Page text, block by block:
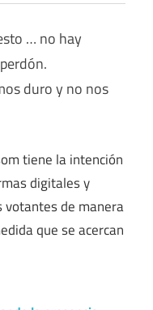
… no hay
duro y no nos
tiene la intención
digitales y
votantes de manera
que se acercan